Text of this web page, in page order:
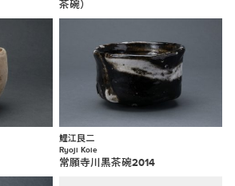
茶碗）
鯉江良二
Ryoji Koie
常願寺川黒茶碗2014